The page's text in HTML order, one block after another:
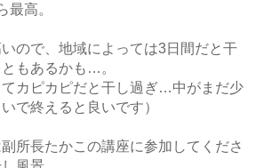
最高。
ので、地域によっては3日間だと干
もあるかも…。
てカピカピだと干し過ぎ…中がまだ少
で終えると良いです）
所長たかこの講座に参加してくださ